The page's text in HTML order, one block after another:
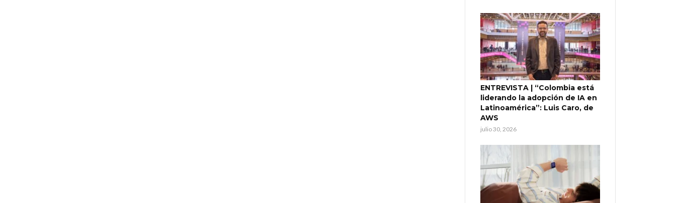
ENTREVISTA | “Colombia está
liderando la adopción de IA en
Latinoamérica”: Luis Caro, de
AWS
julio 30, 2026